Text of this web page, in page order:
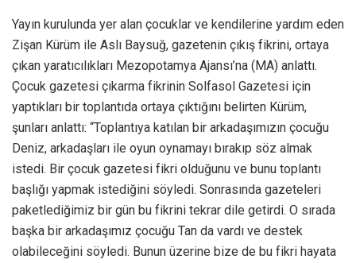
Yayın kurulunda yer alan çocuklar ve kendilerine yardım eden
Zişan Kürüm ile Aslı Baysuğ, gazetenin çıkış fikrini, ortaya
çıkan yaratıcılıkları Mezopotamya Ajansı’na (MA) anlattı.
Çocuk gazetesi çıkarma fikrinin Solfasol Gazetesi için
yaptıkları bir toplantıda ortaya çıktığını belirten Kürüm,
şunları anlattı: “Toplantıya katılan bir arkadaşımızın çocuğu
Deniz, arkadaşları ile oyun oynamayı bırakıp söz almak
istedi. Bir çocuk gazetesi fikri olduğunu ve bunu toplantı
başlığı yapmak istediğini söyledi. Sonrasında gazeteleri
paketlediğimiz bir gün bu fikrini tekrar dile getirdi. O sırada
başka bir arkadaşımız çocuğu Tan da vardı ve destek
olabileceğini söyledi. Bunun üzerine bize de bu fikri hayata